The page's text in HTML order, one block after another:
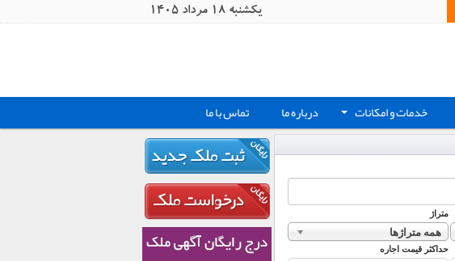
يکشنبه 18 مرداد 1405
+ خدمات و امکانات درباره ما تماس با ما
متراژ
همه متراژها
حداکثر قیمت اجاره